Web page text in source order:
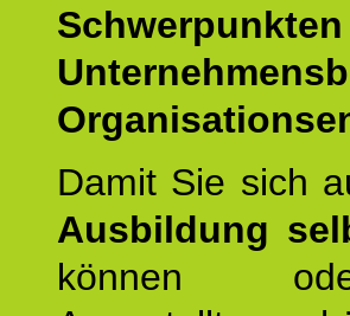
Damit Sie sich
Ausbildung
können